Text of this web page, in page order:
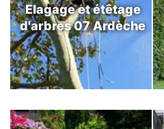
Elagage et étêtage
d'arbres 07 Ardèche